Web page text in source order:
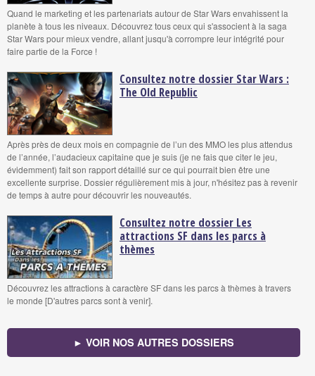
Quand le marketing et les partenariats autour de Star Wars envahissent la
planète à tous les niveaux. Découvrez tous ceux qui s'associent à la saga
Star Wars pour mieux vendre, allant jusqu'à corrompre leur intégrité pour
faire partie de la Force !
Consultez notre dossier Star Wars :
The Old Republic
Après près de deux mois en compagnie de l’un des MMO les plus attendus
de l’année, l’audacieux capitaine que je suis (je ne fais que citer le jeu,
évidemment) fait son rapport détaillé sur ce qui pourrait bien être une
excellente surprise. Dossier régulièrement mis à jour, n'hésitez pas à revenir
de temps à autre pour découvrir les nouveautés.
Consultez notre dossier Les
attractions SF dans les parcs à
thèmes
Découvrez les attractions à caractère SF dans les parcs à thèmes à travers
le monde [D'autres parcs sont à venir].
► VOIR NOS AUTRES DOSSIERS